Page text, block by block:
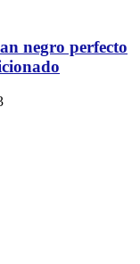
negro perfecto